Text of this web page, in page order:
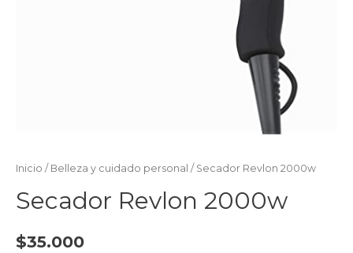
Inicio / Belleza y cuidado personal / Secador Revlon 2000w
Secador Revlon 2000w
$35.000